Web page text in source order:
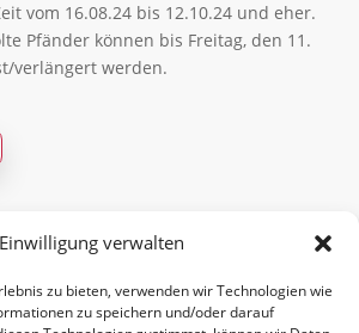
Einwilligung verwalten
zu bieten, verwenden wir Technologien wie
zu speichern und/oder darauf
vom 16.08.24 bis 12.10.24 und eher.
Pfänder können bis Freitag, den 11.
verlängert werden.
Datenschutz AGB